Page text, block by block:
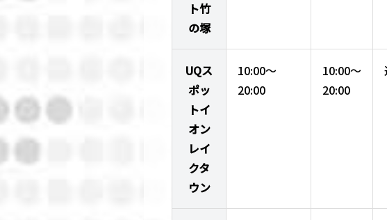
ト竹
の塚
UQス
ポッ
トイ
オン
レイ
クタ
ウン
10:00～
20:00
10:00～
20:00